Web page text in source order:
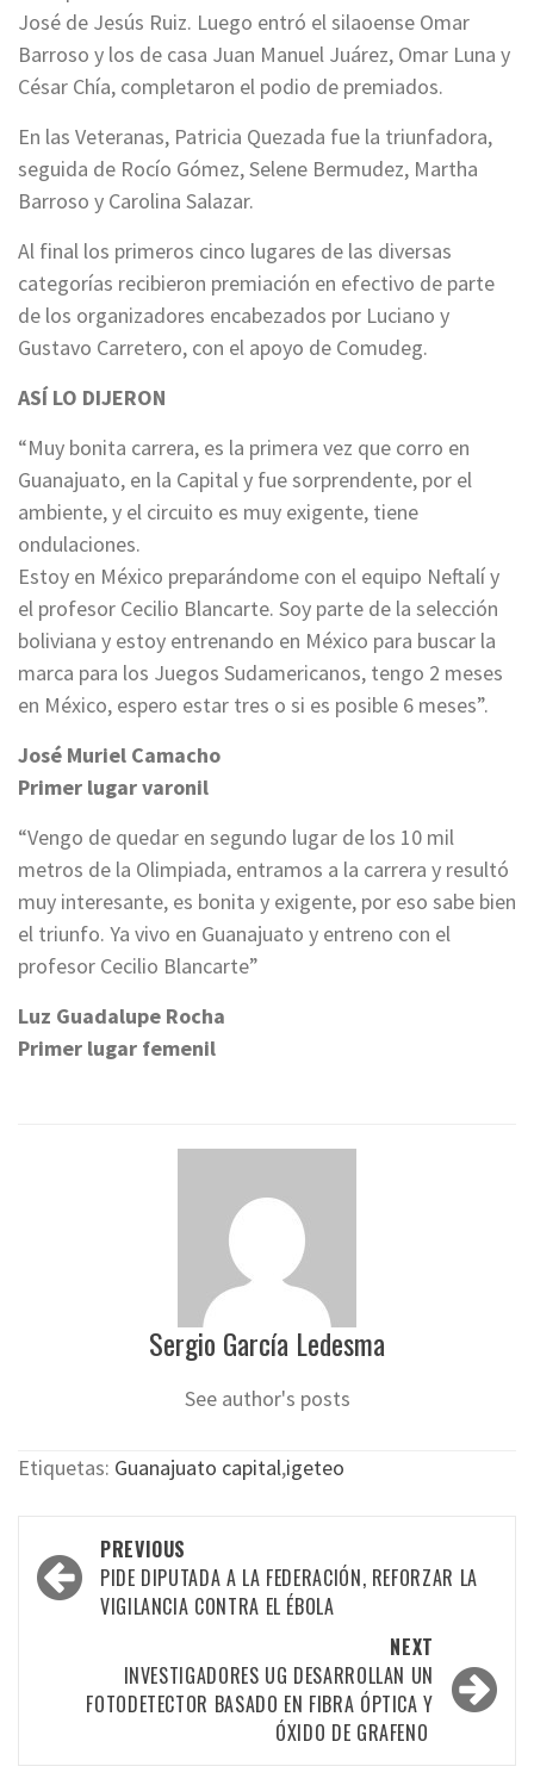
José de Jesús Ruiz. Luego entró el silaoense Omar
Barroso y los de casa Juan Manuel Juárez, Omar Luna y
César Chía, completaron el podio de premiados.
En las Veteranas, Patricia Quezada fue la triunfadora,
seguida de Rocío Gómez, Selene Bermudez, Martha
Barroso y Carolina Salazar.
Al final los primeros cinco lugares de las diversas
categorías recibieron premiación en efectivo de parte
de los organizadores encabezados por Luciano y
Gustavo Carretero, con el apoyo de Comudeg.
ASÍ LO DIJERON
“Muy bonita carrera, es la primera vez que corro en
Guanajuato, en la Capital y fue sorprendente, por el
ambiente, y el circuito es muy exigente, tiene
ondulaciones.
Estoy en México preparándome con el equipo Neftalí y
el profesor Cecilio Blancarte. Soy parte de la selección
boliviana y estoy entrenando en México para buscar la
marca para los Juegos Sudamericanos, tengo 2 meses
en México, espero estar tres o si es posible 6 meses”.
José Muriel Camacho
Primer lugar varonil
“Vengo de quedar en segundo lugar de los 10 mil
metros de la Olimpiada, entramos a la carrera y resultó
muy interesante, es bonita y exigente, por eso sabe bien
el triunfo. Ya vivo en Guanajuato y entreno con el
profesor Cecilio Blancarte”
Luz Guadalupe Rocha
Primer lugar femenil
Sergio García Ledesma
See author's posts
Etiquetas: Guanajuato capital,igeteo
Post
navigation
PREVIOUS
PIDE DIPUTADA A LA FEDERACIÓN, REFORZAR LA
VIGILANCIA CONTRA EL ÉBOLA
NEXT
INVESTIGADORES UG DESARROLLAN UN
FOTODETECTOR BASADO EN FIBRA ÓPTICA Y
ÓXIDO DE GRAFENO